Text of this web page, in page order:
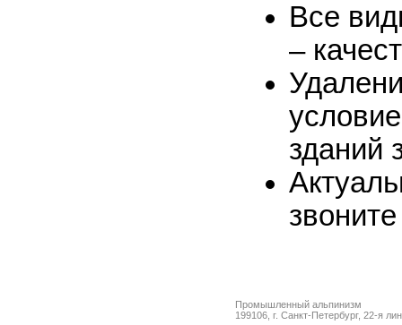
Все
–
зданий
Промышленный альпинизм
199106, г. Санкт-Петербург, 22-я